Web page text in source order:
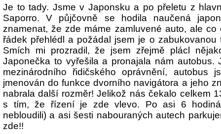
Je to tady. Jsme v Japonsku a po přeletu z
Saporro. V půjčovně se hodila naučená
znamenat, že zde máme zamluvené auto, ale
řádek přehlédl a požádal jsem je o zabukovanou
Smích mi prozradil, že jsem zřejmě plácl
Japonečka to vyřešila a pronajala nám autobus.
mezinárodního řidičského oprávnění,
jmenován do funkce dvorního navigátora a jeho
nabrala další rozměr! Jelikož nás čekalo celkem
s tím, že řízení je zde vlevo. Po asi 6
nebloudili) a asi šesti nabouraných autech
zde!!